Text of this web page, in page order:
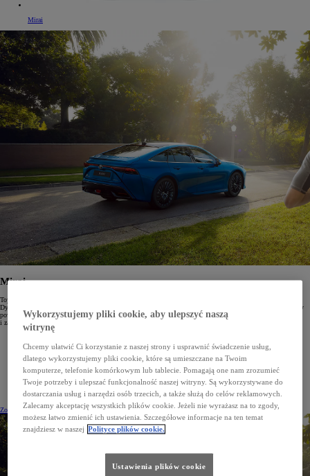
Mirai
Mirai
Toyota Mirai to rewolucyjne auto elektryczne wyposażone w ogniwa paliwowe generujące energię z wodoru.
Dynamiczne osiągi i elegancka sylwetka przyciągają wzrok, gdziekolwiek się pojawisz. System oczyszczający
powietrze wpływa pozytywnie na otoczenie, sprawiając, że Mirai to jeden z najbardziej ekologicznych
i zaawansowanych samochodów na świecie.
Bezpieczna, dopracowana i zaawansowana technologia ogniw paliwowych Toyoty
Tankowanie wodoru trwa 5 min, a zasięg wynosi do 650 km
Niezwykle oszczędna i komfortowa jazda oraz emisje spalin poniżej zera
Zobacz cennik(Opens in new window) Dowiedz się więcej
Wykorzystujemy pliki cookie, aby ulepszyć naszą
witrynę
Chcemy ułatwić Ci korzystanie z naszej strony i usprawnić świadczenie usług,
dlatego wykorzystujemy pliki cookie, które są umieszczane na Twoim
komputerze, telefonie komórkowym lub tablecie. Pomagają one nam zrozumieć
Twoje potrzeby i ulepszać funkcjonalność naszej witryny. Są wykorzystywane do
dostarczania usług i narzędzi osób trzecich, a także służą do celów reklamowych.
Zalecamy akceptację wszystkich plików cookie. Jeżeli nie wyrażasz na to zgody,
możesz łatwo zmienić ich ustawienia. Szczegółowe informacje na ten temat
znajdziesz w naszej Polityce plików cookie.
Ustawienia plików cookie